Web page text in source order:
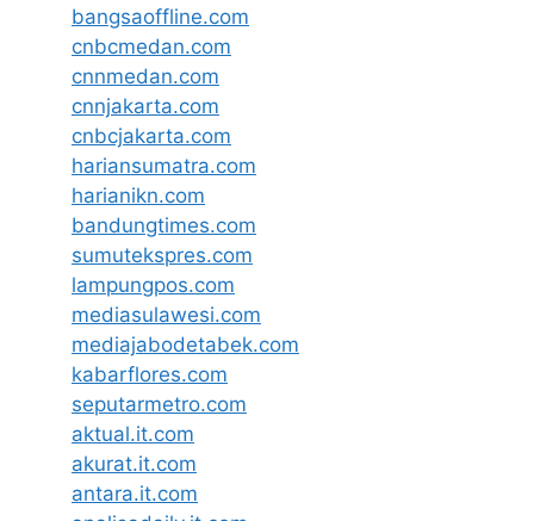
bangsaoffline.com
cnbcmedan.com
cnnmedan.com
cnnjakarta.com
cnbcjakarta.com
hariansumatra.com
harianikn.com
bandungtimes.com
sumutekspres.com
lampungpos.com
mediasulawesi.com
mediajabodetabek.com
kabarflores.com
seputarmetro.com
aktual.it.com
akurat.it.com
antara.it.com